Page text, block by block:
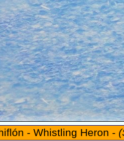
- Whistling Heron -